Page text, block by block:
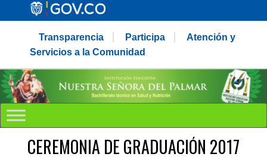
Transparencia Participa
Atención y
Servicios a la Comunidad
CEREMONIA DE GRADUACIÓN 2017